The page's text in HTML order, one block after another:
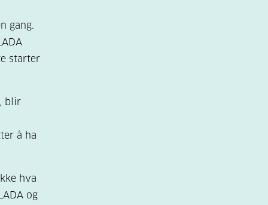
gang.
starter
blir
å ha
hva
og